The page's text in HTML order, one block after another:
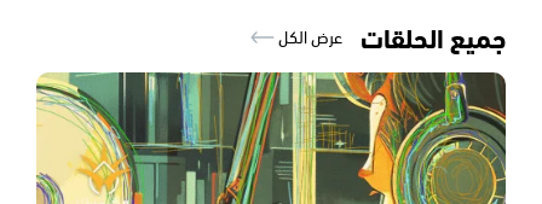
جميع الحلقات عرض الكل